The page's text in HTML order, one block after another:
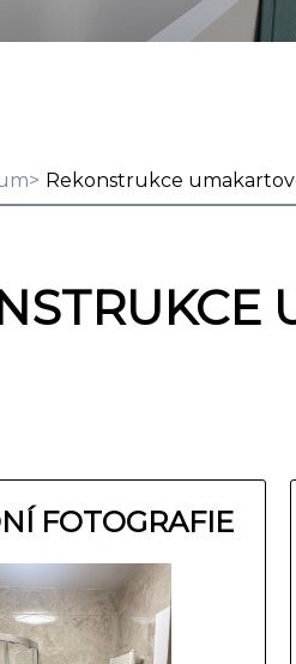
Rekonstrukce
FOTOGRAFIE